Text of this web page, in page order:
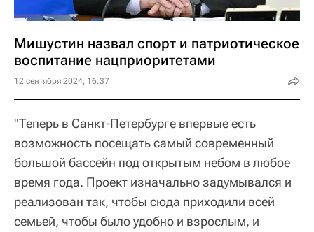
Мишустин назвал спорт и патриотическое
воспитание нацприоритетами
12 сентября 2024, 16:37
"Теперь в Санкт-Петербурге впервые есть
возможность посещать самый современный
большой бассейн под открытым небом в любое
время года. Проект изначально задумывался и
реализован так, чтобы сюда приходили всей
семьей, чтобы было удобно и взрослым, и